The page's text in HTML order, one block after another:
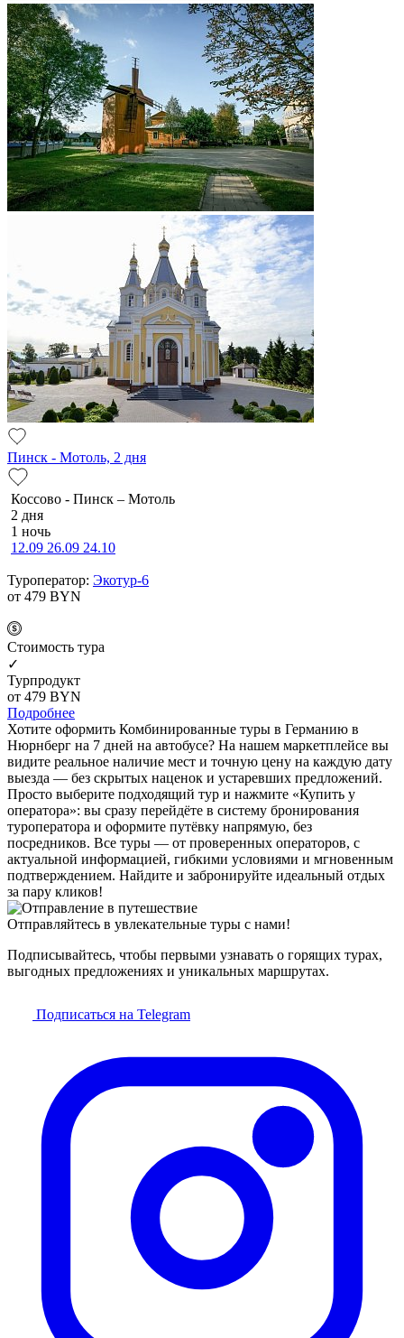
Пинск - Мотоль, 2 дня
Коссово - Пинск – Мотоль
2 дня
1 ночь
12.09 26.09 24.10
Туроператор: Экотур-6
от 479 BYN
Cтоимость тура
✓
Турпродукт
от 479 BYN
Подробнее
Хотите оформить Комбинированные туры в Германию в
Нюрнберг на 7 дней на автобусе? На нашем маркетплейсе вы
видите реальное наличие мест и точную цену на каждую дату
выезда — без скрытых наценок и устаревших предложений.
Просто выберите подходящий тур и нажмите «Купить у
оператора»: вы сразу перейдёте в систему бронирования
туроператора и оформите путёвку напрямую, без
посредников. Все туры — от проверенных операторов, с
актуальной информацией, гибкими условиями и мгновенным
подтверждением. Найдите и забронируйте идеальный отдых
за пару кликов!
Отправляйтесь в увлекательные туры с нами!
Подписывайтесь, чтобы первыми узнавать о горящих турах,
выгодных предложениях и уникальных маршрутах.
Подписаться на Telegram